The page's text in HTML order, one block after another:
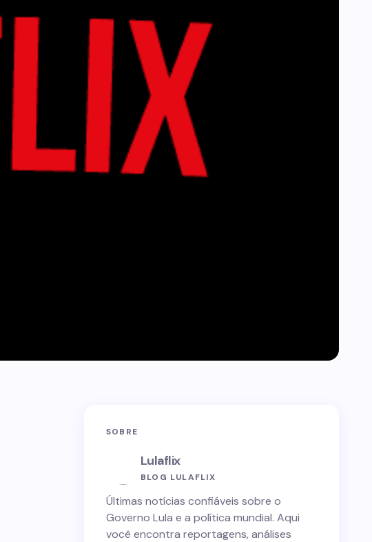
SOBRE
Lulaflix
BLOG LULAFLIX
Últimas notícias confiáveis sobre o
Governo Lula e a política mundial. Aqui
você encontra reportagens, análises